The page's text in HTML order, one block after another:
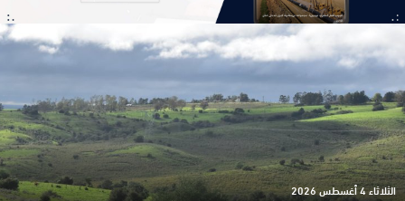
الثلاثاء 4 أغسطس 2026